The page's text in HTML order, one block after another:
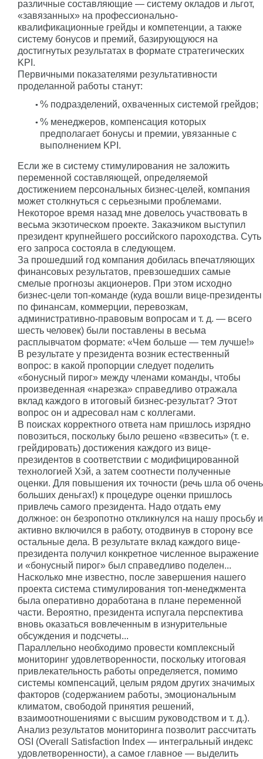
различные составляющие — систему окладов и льгот,
«завязанных» на профессионально-
квалификационные грейды и компетенции, а также
систему бонусов и премий, базирующуюся на
достигнутых результатах в формате стратегических
KPI.
Первичными показателями результативности
проделанной работы станут:
% подразделений, охваченных системой грейдов;
% менеджеров, компенсация которых
предполагает бонусы и премии, увязанные с
выполнением KPI.
Если же в систему стимулирования не заложить
переменной составляющей, определяемой
достижением персональных бизнес-целей, компания
может столкнуться с серьезными проблемами.
Некоторое время назад мне довелось участвовать в
весьма экзотическом проекте. Заказчиком выступил
президент крупнейшего российского пароходства. Суть
его запроса состояла в следующем.
За прошедший год компания добилась впечатляющих
финансовых результатов, превзошедших самые
смелые прогнозы акционеров. При этом исходно
бизнес-цели топ-команде (куда вошли вице-президенты
по финансам, коммерции, перевозкам,
административно-правовым вопросам и т. д. — всего
шесть человек) были поставлены в весьма
расплывчатом формате: «Чем больше — тем лучше!»
В результате у президента возник естественный
вопрос: в какой пропорции следует поделить
«бонусный пирог» между членами команды, чтобы
произведенная «нарезка» справедливо отражала
вклад каждого в итоговый бизнес-результат? Этот
вопрос он и адресовал нам с коллегами.
В поисках корректного ответа нам пришлось изрядно
повозиться, поскольку было решено «взвесить» (т. е.
грейдировать) достижения каждого из вице-
президентов в соответствии с модифицированной
технологией Хэй, а затем соотнести полученные
оценки. Для повышения их точности (речь шла об очень
больших деньгах!) к процедуре оценки пришлось
привлечь самого президента. Надо отдать ему
должное: он безропотно откликнулся на нашу просьбу и
активно включился в работу, отодвинув в сторону все
остальные дела. В результате вклад каждого вице-
президента получил конкретное численное выражение
и «бонусный пирог» был справедливо поделен...
Насколько мне известно, после завершения нашего
проекта система стимулирования топ-менеджмента
была оперативно доработана в плане переменной
части. Вероятно, президента испугала перспектива
вновь оказаться вовлеченным в изнурительные
обсуждения и подсчеты...
Параллельно необходимо провести комплексный
мониторинг удовлетворенности, поскольку итоговая
привлекательность работы определяется, помимо
системы компенсаций, целым рядом других значимых
факторов (содержанием работы, эмоциональным
климатом, свободой принятия решений,
взаимоотношениями с высшим руководством и т. д.).
Анализ результатов мониторинга позволит рассчитать
OSI (Overall Satisfaction Index — интегральный индекс
удовлетворенности), а самое главное — выделить